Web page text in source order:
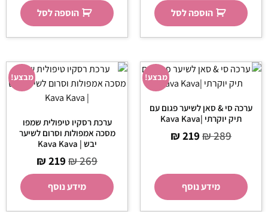
הוספה לסל הוספה לסל
מבצע!
ערכה סי & סאן לשיער פגום עם
תיק יוקרתי |Kava Kava
₪289
₪219
מידע נוסף
מבצע!
ערכת רסקיו טיפולית שמפו
מסכה אמפולות וסרום לשיער
יבש | Kava Kava
₪269
₪219
מידע נוסף